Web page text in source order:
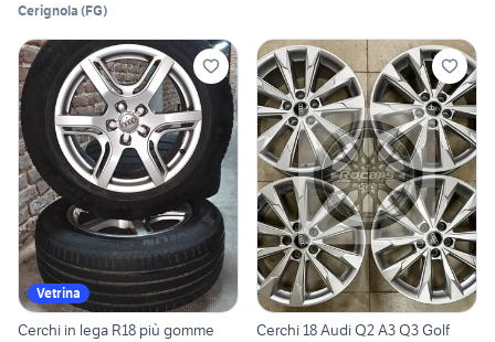
Cerignola (FG)
Vetrina
Cerchi in lega R18 più gomme
Cerchi 18 Audi Q2 A3 Q3 Golf